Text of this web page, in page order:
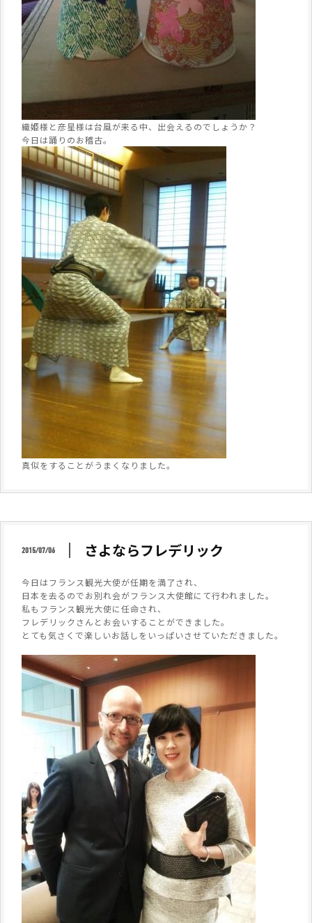
織姫様と彦星様は台風が来る中、出会えるのでしょうか？
今日は踊りのお稽古。
真似をすることがうまくなりました。
2015/07/06 さよならフレデリック
今日はフランス観光大使が任期を満了され、
日本を去るのでお別れ会がフランス大使館にて行われました。
私もフランス観光大使に任命され、
フレデリックさんとお会いすることができました。
とても気さくで楽しいお話しをいっぱいさせていただきました。